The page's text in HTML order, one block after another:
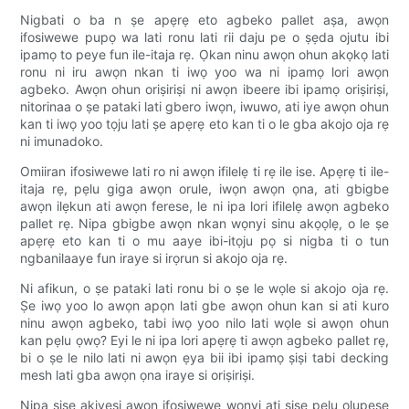
Nigbati o ba n ṣe apẹrẹ eto agbeko pallet aṣa, awọn
ifosiwewe pupọ wa lati ronu lati rii daju pe o ṣẹda ojutu ibi
ipamọ to peye fun ile-itaja rẹ. Ọkan ninu awọn ohun akọkọ lati
ronu ni iru awọn nkan ti iwọ yoo wa ni ipamọ lori awọn
agbeko. Awọn ohun oriṣiriṣi ni awọn ibeere ibi ipamọ oriṣiriṣi,
nitorinaa o ṣe pataki lati gbero iwọn, iwuwo, ati iye awọn ohun
kan ti iwọ yoo tọju lati ṣe apẹrẹ eto kan ti o le gba akojo oja rẹ
ni imunadoko.
Omiiran ifosiwewe lati ro ni awọn ifilelẹ ti rẹ ile ise. Apẹrẹ ti ile-
itaja rẹ, pẹlu giga awọn orule, iwọn awọn ọna, ati gbigbe
awọn ilẹkun ati awọn ferese, le ni ipa lori ifilelẹ awọn agbeko
pallet rẹ. Nipa gbigbe awọn nkan wọnyi sinu akọọlẹ, o le ṣe
apẹrẹ eto kan ti o mu aaye ibi-itọju pọ si nigba ti o tun
ngbanilaaye fun iraye si irọrun si akojo oja rẹ.
Ni afikun, o ṣe pataki lati ronu bi o ṣe le wọle si akojo oja rẹ.
Ṣe iwọ yoo lo awọn apọn lati gbe awọn ohun kan si ati kuro
ninu awọn agbeko, tabi iwọ yoo nilo lati wọle si awọn ohun
kan pẹlu ọwọ? Eyi le ni ipa lori apẹrẹ ti awọn agbeko pallet rẹ,
bi o ṣe le nilo lati ni awọn ẹya bii ibi ipamọ ṣiṣi tabi decking
mesh lati gba awọn ọna iraye si oriṣiriṣi.
Nipa ṣiṣe akiyesi awọn ifosiwewe wọnyi ati ṣiṣẹ pẹlu olupese